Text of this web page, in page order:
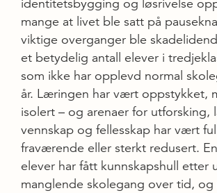
identitetsbygging og løsrivelse
mange at livet ble satt på
viktige overganger ble
et betydelig antall elever i
som ikke har opplevd normal
år. Læringen har vært oppstykket,
isolert – og arenaer for utforsking,
vennskap og fellesskap har vært
fraværende eller sterkt redusert.
elever har fått kunnskapshull etter
manglende skolegang over tid, og